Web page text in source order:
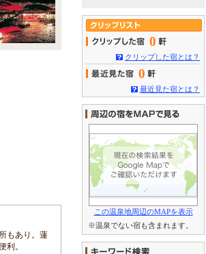
もあり。蓮
利。
0
クリップした宿とは？
0
最近見た宿とは？
この温泉地周辺のMAPを表示
※温泉でない宿も含まれます。